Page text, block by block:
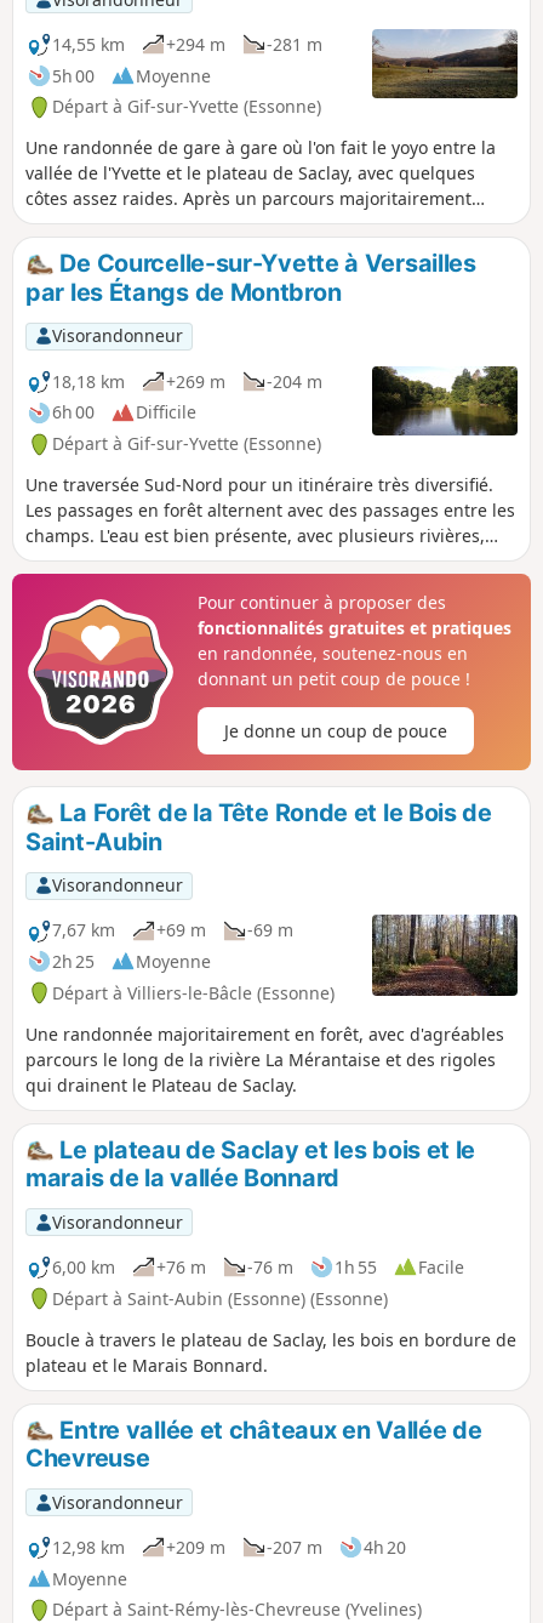
14,55 km
+294 m
-281 m
5h 00
Moyenne
Départ à Gif-sur-Yvette (Essonne)
Une randonnée de gare à gare où l'on fait le yoyo entre la
vallée de l'Yvette et le plateau de Saclay, avec quelques
côtes assez raides. Après un parcours majoritairement
forestier avec du relief, on traverse Gif-sur-Yvette puis on
longe une zone humide encadrée par deux rivières. On
grimpe de nouveau sur le plateau, au voisinage du campus
de l'Université Paris-Saclay. Après une visite de l'ancienne
carrière de la Troche et un cheminement en bord de
plateau, on redescend dans la vallée.
De Courcelle-sur-Yvette à Versailles
par les Étangs de Montbron
Visorandonneur
18,18 km
+269 m
-204 m
6h 00
Difficile
Départ à Gif-sur-Yvette (Essonne)
Une traversée Sud-Nord pour un itinéraire très diversifié.
Les passages en forêt alternent avec des passages entre les
champs. L'eau est bien présente, avec plusieurs rivières,
l'Yvette, la Marette et la Bièvre, et les Étangs de Montbrond
coupé au point (12) du fait des travaux de la ligne 18 du
métro (situation en mars 2026). Un contournement est à
l'étude. S'abstenir d'entreprendre cette randonnée jusqu'à
nouvel ordre.
Pour continuer à proposer des
fonctionnalités gratuites et pratiques
en randonnée, soutenez-nous en
donnant un petit coup de pouce !
Je donne un coup de pouce
La Forêt de la Tête Ronde et le Bois de
Saint-Aubin
Visorandonneur
7,67 km
+69 m
-69 m
2h 25
Moyenne
Départ à Villiers-le-Bâcle (Essonne)
Une randonnée majoritairement en forêt, avec d'agréables
parcours le long de la rivière La Mérantaise et des rigoles
qui drainent le Plateau de Saclay.
Le plateau de Saclay et les bois et le
marais de la vallée Bonnard
Visorandonneur
6,00 km
+76 m -76 m 1h 55
Facile
Départ à Saint-Aubin (Essonne) (Essonne)
Boucle à travers le plateau de Saclay, les bois en bordure de
plateau et le Marais Bonnard.
Entre vallée et châteaux en Vallée de
Chevreuse
Visorandonneur
12,98 km
+209 m -207 m
4h 20
Moyenne
Départ à Saint-Rémy-lès-Chevreuse (Yvelines)